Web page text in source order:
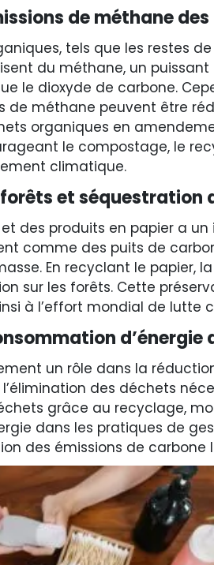
de méthane
tels que les restes
du méthane, un
le dioxyde de carbone.
de méthane peuvent être
organiques en
le compostage, le
climatique.
et séquestration
des produits en papier a
comme des puits de
En recyclant le
sur les forêts. Cette
à l’effort mondial de lutte
d’énergie
un rôle dans la
des déchets
grâce au recyclage,
dans les pratiques de
des émissions de